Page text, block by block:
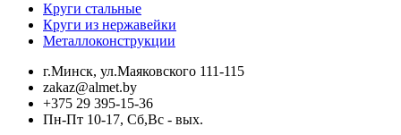
Круги стальные
Круги из нержавейки
Металлоконструкции
г.Минск, ул.Маяковского 111-115
zakaz@almet.by
+375 29 395-15-36
Пн-Пт 10-17, Сб,Вс - вых.